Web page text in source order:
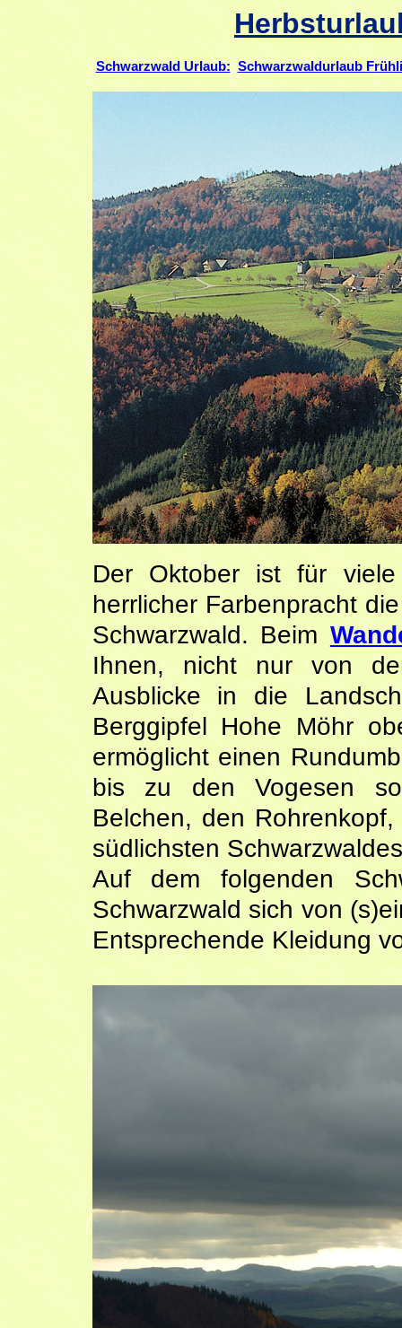
Schwarzwald Urlaub: Schwarzwaldurlaub
Der Oktober ist für
herrlicher Farbenpracht
Schwarzwald. Beim
Ihnen, nicht nur von
Ausblicke in die
Berggipfel Hohe Möhr
ermöglicht einen
bis zu den Vogesen
Belchen, den
südlichsten
Auf dem folgenden
Schwarzwald sich von
Entsprechende Kleidung